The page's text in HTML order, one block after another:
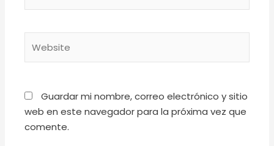
Guardar mi nombre, correo electrónico y sitio
web en este navegador para la próxima vez que
comente.